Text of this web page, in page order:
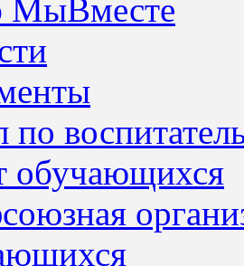
МыВместе
по
обучающихся